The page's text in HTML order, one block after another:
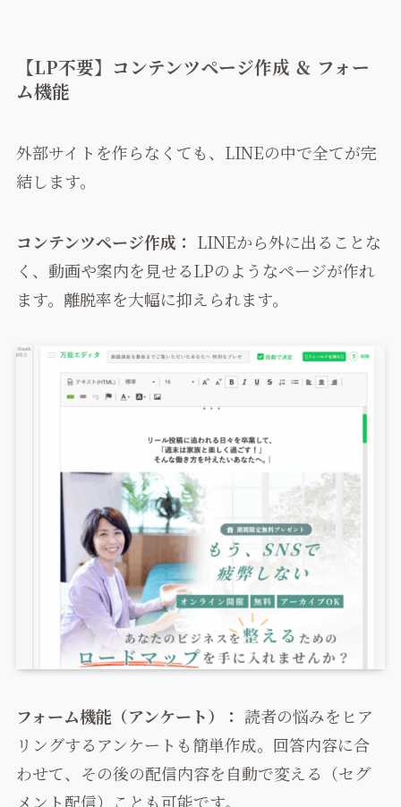
【LP不要】コンテンツページ作成 ＆ フォー
ム機能
外部サイトを作らなくても、LINEの中で全てが完
結します。
コンテンツページ作成： LINEから外に出ることな
く、動画や案内を見せるLPのようなページが作れ
ます。離脱率を大幅に抑えられます。
フォーム機能（アンケート）： 読者の悩みをヒア
リングするアンケートも簡単作成。回答内容に合
わせて、その後の配信内容を自動で変える（セグ
メント配信）ことも可能です。